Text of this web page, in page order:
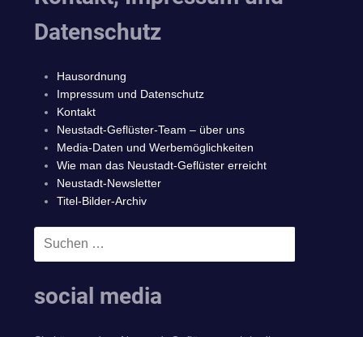
Datenschutz
Hausordnung
Impressum und Datenschutz
Kontakt
Neustadt-Geflüster-Team – über uns
Media-Daten und Werbemöglichkeiten
Wie man das Neustadt-Geflüster erreicht
Neustadt-Newsletter
Titel-Bilder-Archiv
Suchen
social media